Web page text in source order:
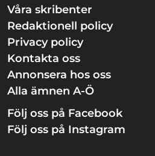
Våra skribenter
Redaktionell policy
Privacy policy
Kontakta oss
Annonsera hos oss
Alla ämnen A-Ö
Följ oss på Facebook
Följ oss på Instagram